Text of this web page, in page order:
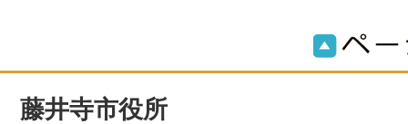
藤井寺市役所